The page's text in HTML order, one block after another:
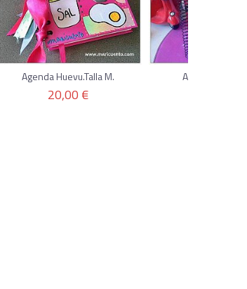
Agenda Huevu.Talla M.
20,00 €
Agenda con tu